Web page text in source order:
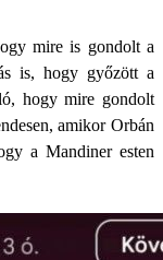
mire is gondolt a
is, hogy győzött a
hogy mire gondolt
amikor Orbán
a Mandiner esten